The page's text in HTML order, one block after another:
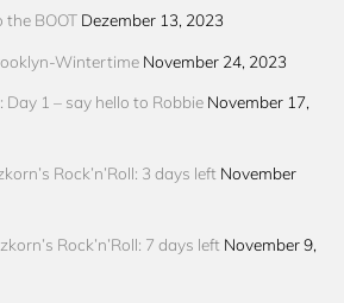
BOOT Dezember 13, 2023
Wintertime November 24, 2023
Day 1 – say hello to Robbie November 17,
Rock’n’Roll: 3 days left November
Rock’n’Roll: 7 days left November 9,